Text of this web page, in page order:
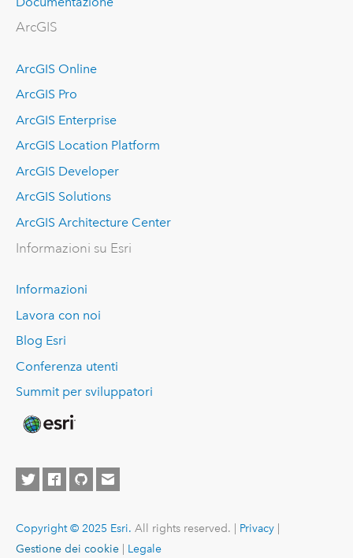
ArcGIS
ArcGIS Online
ArcGIS Pro
ArcGIS Enterprise
ArcGIS Location Platform
ArcGIS Developer
ArcGIS Solutions
ArcGIS Architecture Center
Informazioni su Esri
Informazioni
Lavora con noi
Blog Esri
Conferenza utenti
Summit per sviluppatori
Copyright © 2025 Esri. All rights reserved. | Privacy|
Gestione dei cookie
Legale